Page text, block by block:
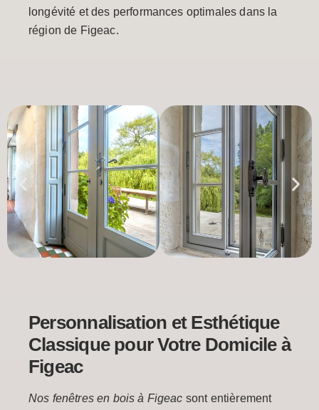
longévité et des performances optimales dans la
région de Figeac.
Personnalisation et Esthétique
Classique pour Votre Domicile à
Figeac
Nos fenêtres en bois à Figeac sont entièrement